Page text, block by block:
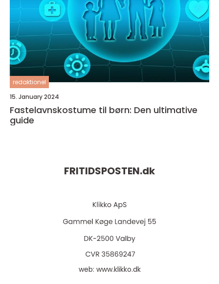
redaktionel
15. January 2024
Fastelavnskostume til børn: Den ultimative
guide
FRITIDSPOSTEN.dk
web: www.klikko.dk